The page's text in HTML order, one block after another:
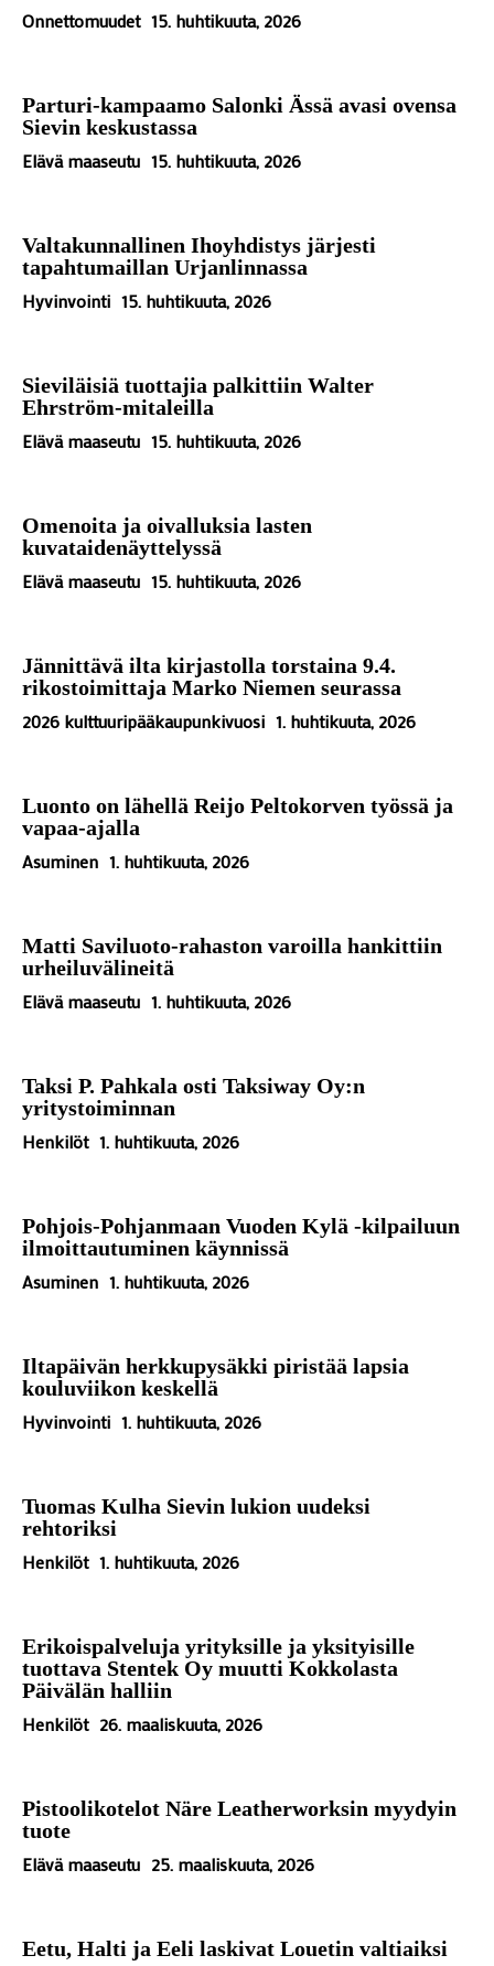
Onnettomuudet 15. huhtikuuta, 2026
Parturi-kampaamo Salonki Ässä avasi ovensa
Sievin keskustassa
Elävä maaseutu 15. huhtikuuta, 2026
Valtakunnallinen Ihoyhdistys järjesti
tapahtumaillan Urjanlinnassa
Hyvinvointi 15. huhtikuuta, 2026
Sieviläisiä tuottajia palkittiin Walter
Ehrström-mitaleilla
Elävä maaseutu 15. huhtikuuta, 2026
Omenoita ja oivalluksia lasten
kuvataidenäyttelyssä
Elävä maaseutu 15. huhtikuuta, 2026
Jännittävä ilta kirjastolla torstaina 9.4.
rikostoimittaja Marko Niemen seurassa
2026 kulttuuripääkaupunkivuosi 1. huhtikuuta, 2026
Luonto on lähellä Reijo Peltokorven työssä ja
vapaa-ajalla
Asuminen 1. huhtikuuta, 2026
Matti Saviluoto-rahaston varoilla hankittiin
urheiluvälineitä
Elävä maaseutu 1. huhtikuuta, 2026
Taksi P. Pahkala osti Taksiway Oy:n
yritystoiminnan
Henkilöt 1. huhtikuuta, 2026
Pohjois-Pohjanmaan Vuoden Kylä -kilpailuun
ilmoittautuminen käynnissä
Asuminen 1. huhtikuuta, 2026
Iltapäivän herkkupysäkki piristää lapsia
kouluviikon keskellä
Hyvinvointi 1. huhtikuuta, 2026
Tuomas Kulha Sievin lukion uudeksi
rehtoriksi
Henkilöt 1. huhtikuuta, 2026
Erikoispalveluja yrityksille ja yksityisille
tuottava Stentek Oy muutti Kokkolasta
Päivälän halliin
Henkilöt 26. maaliskuuta, 2026
Pistoolikotelot Näre Leatherworksin myydyin
tuote
Elävä maaseutu 25. maaliskuuta, 2026
Eetu, Halti ja Eeli laskivat Louetin valtiaiksi